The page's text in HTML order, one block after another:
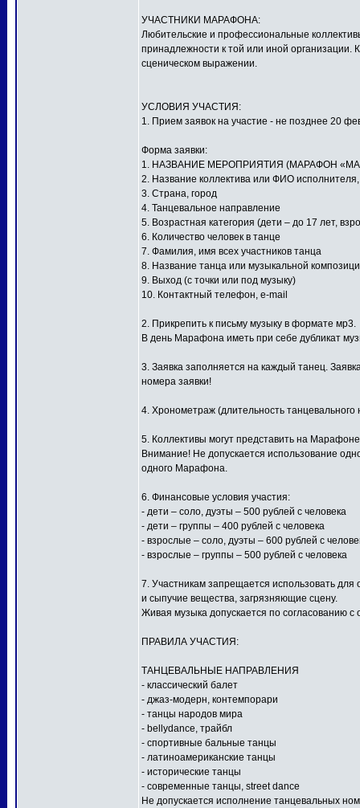
УЧАСТНИКИ МАРАФОНА:
Любительские и профессиональные
принадлежности к той или иной организации.
сценическом выражении.
УСЛОВИЯ УЧАСТИЯ:
1. Прием заявок на участие - не позднее 20
Форма заявки:
1. НАЗВАНИЕ МЕРОПРИЯТИЯ (МАРАФОН
2. Название коллектива или ФИО
3. Страна, город
4. Танцевальное направление
5. Возрастная категория (дети – до 17 лет,
6. Количество человек в танце
7. Фамилия, имя всех участников танца
8. Название танца или музыкальной
9. Выход (с точки или под музыку)
10. Контактный телефон, e-mail
2. Прикрепить к письму музыку в формате мр3.
В день Марафона иметь при себе дубликат
3. Заявка заполняется на каждый танец.
номера заявки!
4. Хронометраж (длительность танцевального
5. Коллективы могут представить на
Внимание! Не допускается использование
одного Марафона.
6. Финансовые условия участия:
- дети – соло, дуэты – 500 рублей с человека
- дети – группы – 400 рублей с человека
- взрослые – соло, дуэты – 600 рублей с
- взрослые – группы – 500 рублей с человека
7. Участникам запрещается использовать
и сыпучие вещества, загрязняющие сцену.
Живая музыка допускается по согласованию
ПРАВИЛА УЧАСТИЯ:
ТАНЦЕВАЛЬНЫЕ НАПРАВЛЕНИЯ
- классический балет
- джаз-модерн, контемпорари
- танцы народов мира
- bellydance, трайбл
- спортивные бальные танцы
- латиноамериканские танцы
- исторические танцы
- современные танцы, street dance
Не допускается исполнение танцевальных